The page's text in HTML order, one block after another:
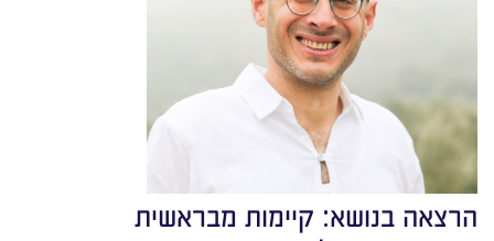
הרצאה בנושא: קיימות מבראשית